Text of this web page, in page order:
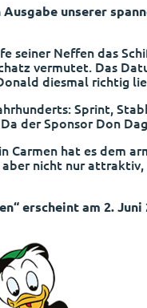
unserer
Neffen das
vermutet. Das
diesmal richtig
Sprint,
der Sponsor Don
Carmen hat es dem
nicht nur
erscheint am 2. Juni